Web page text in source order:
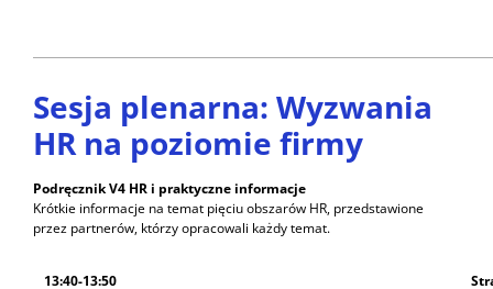
Sesja plenarna: Wyzwania
HR na poziomie firmy
Podręcznik V4 HR i praktyczne informacje
Krótkie informacje na temat pięciu obszarów HR, przedstawione
przez partnerów, którzy opracowali każdy temat.
13:40-13:50